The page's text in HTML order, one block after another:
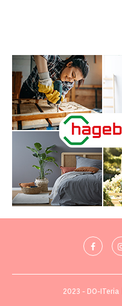
2023 - DO-ITeria |